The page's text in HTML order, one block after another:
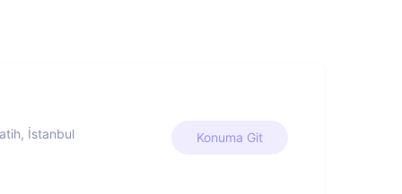
İstanbul
Konuma Git